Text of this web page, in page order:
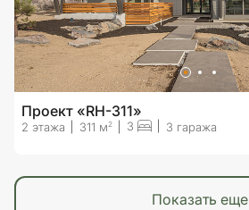
Проект «RH-311»
2 этажа 311 м2 3 3 гаража
показать еще